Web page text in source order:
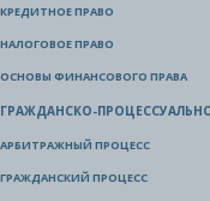
КРЕДИТНОЕ ПРАВО
НАЛОГОВОЕ ПРАВО
ОСНОВЫ ФИНАНСОВОГО ПРАВА
ГРАЖДАНСКО-
АРБИТРАЖНЫЙ ПРОЦЕСС
ГРАЖДАНСКИЙ ПРОЦЕСС